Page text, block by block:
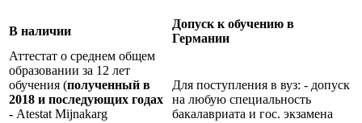
В наличии
Допуск к обучению в
Германии
Аттестат о среднем общем
образовании за 12 лет
обучения (полученный в
2018 и последующих годах
- Atestat Mijnakarg
Для поступления в вуз: - допуск
на любую специальность
бакалавриата и гос. экзамена